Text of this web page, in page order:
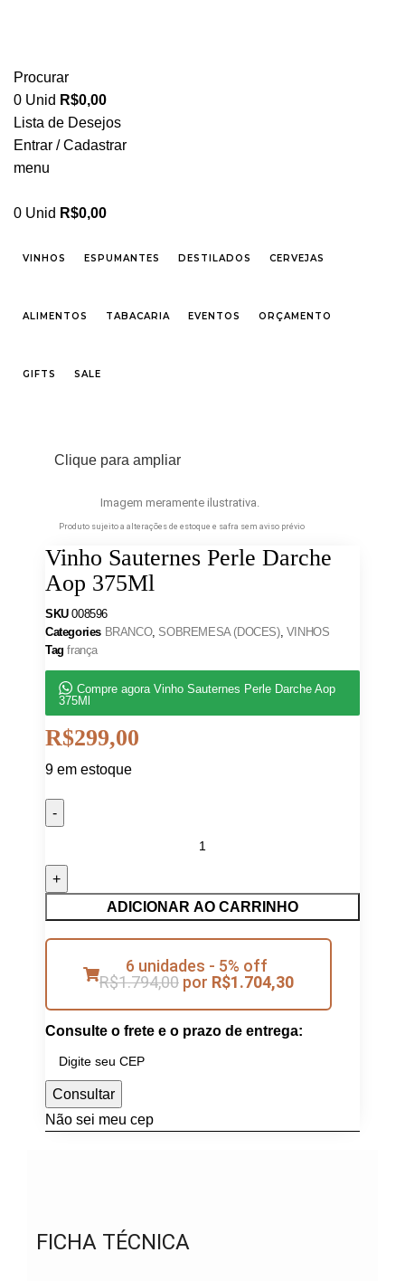
Procurar
0 Unid R$0,00
Lista de Desejos
Entrar / Cadastrar
menu
0 Unid R$0,00
VINHOS ESPUMANTES DESTILADOS CERVEJAS
ALIMENTOS TABACARIA EVENTOS ORÇAMENTO
GIFTS SALE
Clique para ampliar
Imagem meramente ilustrativa.
Produto sujeito a alterações de estoque e safra sem aviso prévio
Vinho Sauternes Perle Darche
Aop 375Ml
SKU008596
Categories BRANCO, SOBREMESA (DOCES), VINHOS
Tag frança
Compre agora Vinho Sauternes Perle Darche Aop
375Ml
R$299,00
9 em estoque
ADICIONAR AO CARRINHO
6 unidades - 5% off
R$1.794,00 por R$1.704,30
Consulte o frete e o prazo de entrega:
Consultar
Não sei meu cep
FICHA TÉCNICA